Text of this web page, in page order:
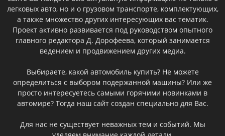
легковых авто, но и о грузовом транспорте, комплектующих,
а также множество других интересующих вас тематик.
Проект активно развивается под руководством опытного
главного редактора Д. Дорофеева, который занимается
ведением и продвижением других медиа.
Выбираете, какой автомобиль купить? Не можете
определиться с выбором подержанной машины? Или же
просто интересуетесь самыми горячими новинками в
автомире? Тогда наш сайт создан специально для Вас.
Для нас не существует неважных тем и событий. Мы